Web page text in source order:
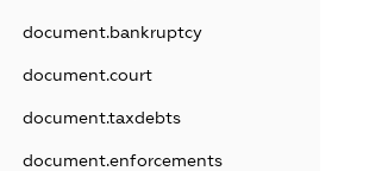
document.bankruptcy
document.court
document.taxdebts
document.enforcements